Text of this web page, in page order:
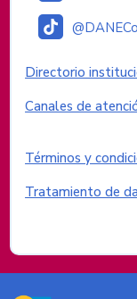
Enlaces
Directorio
Canales de
Enlaces
Términos y
Tratamiento de
Logos del